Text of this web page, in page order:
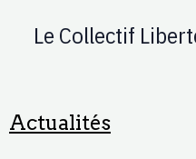
Le Collectif
Actualités